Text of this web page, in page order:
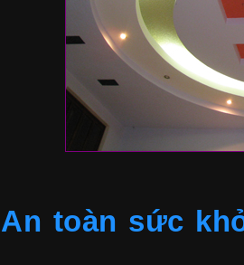
An toàn sức